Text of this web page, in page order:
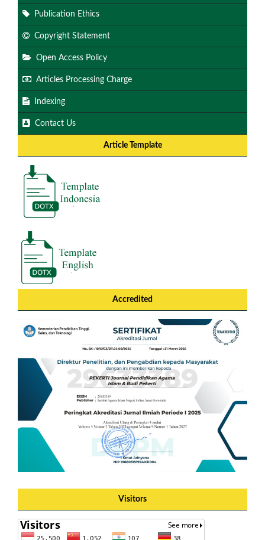
Publication Ethics
Copyright Statement
Open Access Policy
Articles Processing Charge
Indexing
Contact Us
Article Template
Accredited
Visitors